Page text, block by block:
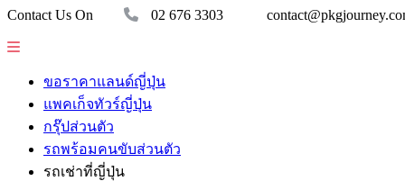
Contact Us On 02 676 3303
ขอราคาแลนด์ญี่ปุ่น
แพคเก็จทัวร์ญี่ปุ่น
กรุ๊ปส่วนตัว
รถพร้อมคนขับส่วนตัว
รถเช่าที่ญี่ปุ่น